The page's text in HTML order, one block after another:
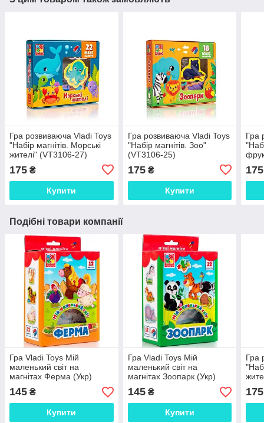
Гра розвиваюча Vladi Toys
"Набір магнітів. Морські
жителі" (VT3106-27)
175 ₴
Купити
Гра розвиваюча Vladi Toys
"Набір магнітів. Зоо"
(VT3106-25)
175₴
Купити
Гра
175
Подібні товари компанії
Гра Vladi Toys Мій
маленький світ на
магнітах Ферма (Укр)
(VT3106-09)
145 ₴
Купити
Гра Vladi Toys Мій
маленький світ на
магнітах Зоопарк (Укр)
(VT3106-10)
145₴
Купити
Гра
175